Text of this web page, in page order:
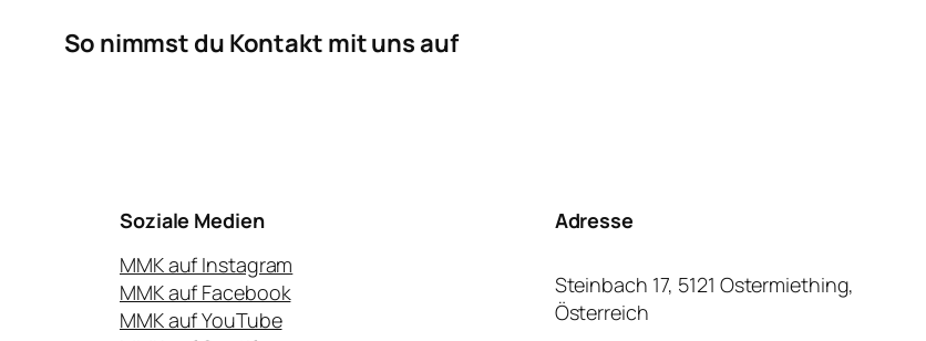
So nimmst du Kontakt mit uns auf
Soziale Medien
MMK auf Instagram
MMK auf Facebook
MMK auf YouTube
Adresse
Steinbach 17, 5121 Ostermiething,
Österreich